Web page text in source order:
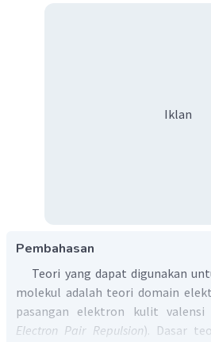
Iklan
Pembahasan
Teori yang dapat digunakan
molekul adalah teori domain
pasangan elektron kulit valensi
Electron Pair Repulsion). Dasar